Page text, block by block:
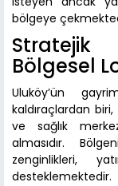
bölgeye
Stratejik
Bölgesel
Uluköy’ün
kaldıraçlardan
ve sağlık
almasıdır.
zenginlikleri,
desteklemektedir.